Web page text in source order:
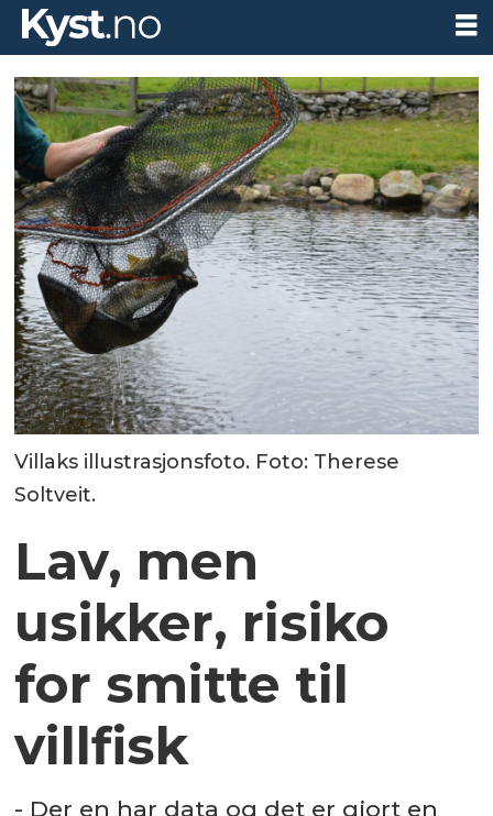
Villaks illustrasjonsfoto. Foto: Therese
Soltveit.
Lav, men
usikker, risiko
for smitte til
villfisk
- Der en har data og det er gjort en